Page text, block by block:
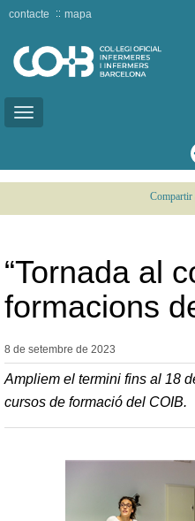
Toggle
contacte mapa
Compartir
“Tornada al
formacions
8 de setembre de 2023
Ampliem el termini fins al 18
cursos de formació del COIB.